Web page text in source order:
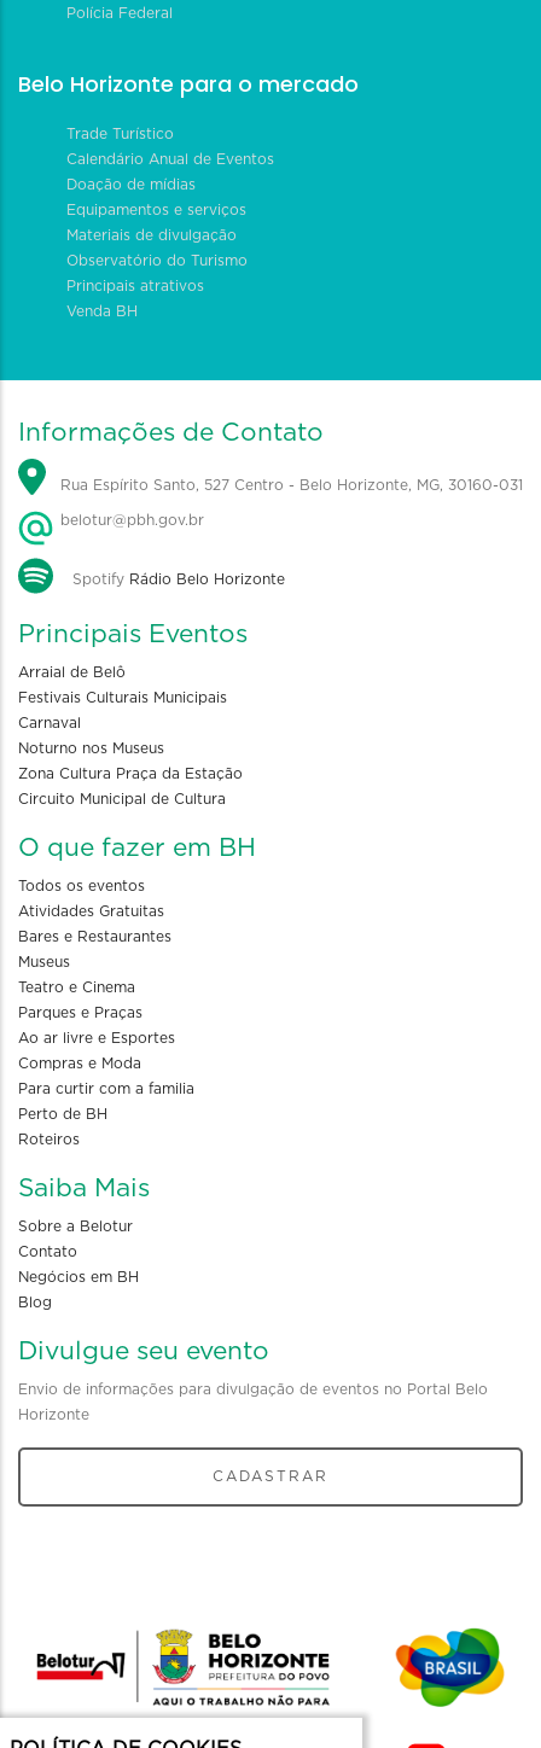
Polícia Federal
Belo Horizonte para o mercado
Trade Turístico
Calendário Anual de Eventos
Doação de mídias
Equipamentos e serviços
Materiais de divulgação
Observatório do Turismo
Principais atrativos
Venda BH
Informações de Contato
Rua Espírito Santo, 527 Centro - Belo Horizonte, MG, 30160-031
belotur@pbh.gov.br
Spotify Rádio Belo Horizonte
Principais Eventos
Arraial de Belô
Festivais Culturais Municipais
Carnaval
Noturno nos Museus
Zona Cultura Praça da Estação
Circuito Municipal de Cultura
O que fazer em BH
Todos os eventos
Atividades Gratuitas
Bares e Restaurantes
Museus
Teatro e Cinema
Parques e Praças
Ao ar livre e Esportes
Compras e Moda
Para curtir com a familia
Perto de BH
Roteiros
Saiba Mais
Sobre a Belotur
Contato
Negócios em BH
Blog
Divulgue seu evento
Envio de informações para divulgação de eventos no Portal Belo
Horizonte
CADASTRAR